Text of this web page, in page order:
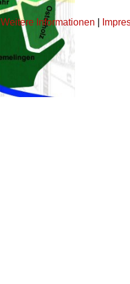
Weitere Informationen